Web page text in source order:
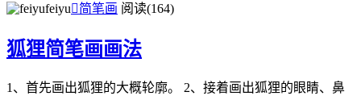
feiyu简笔画 阅读(164)
狐狸简笔画画法
1、首先画出狐狸的大概轮廓。 2、接着画出狐狸的眼睛、鼻